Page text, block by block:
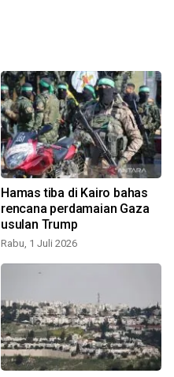
Hamas tiba di Kairo bahas
rencana perdamaian Gaza
usulan Trump
Rabu, 1 Juli 2026